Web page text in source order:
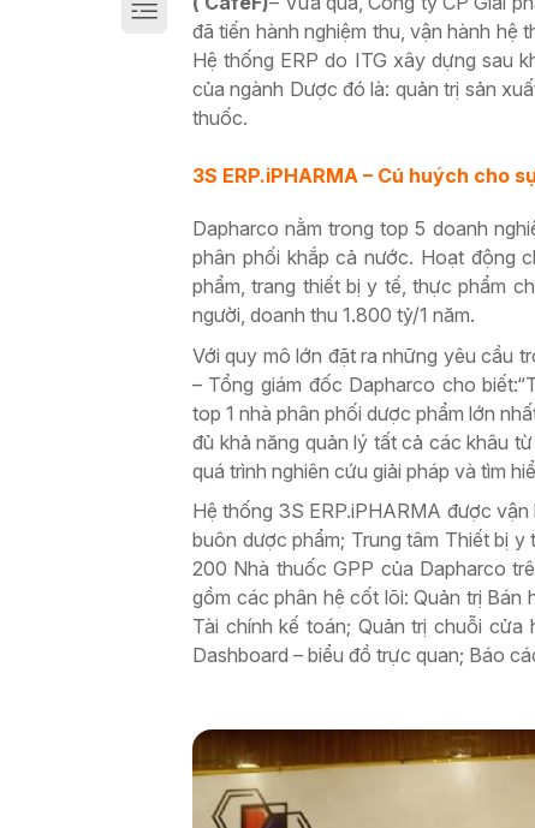
đã tiến hành nghiệm thu, vận hành hệ
Hệ thống ERP do ITG xây dựng sau
của ngành Dược đó là: quản trị sản
thuốc.
3S ERP.iPHARMA – Cú huých cho
Dapharco nằm trong top 5 doanh
phân phối khắp cả nước. Hoạt động
phẩm, trang thiết bị y tế, thực phẩm
người, doanh thu 1.800 tỷ/1 năm.
Với quy mô lớn đặt ra những yêu cầu
– Tổng giám đốc Dapharco cho
top 1 nhà phân phối dược phẩm lớn
đủ khả năng quản lý tất cả các khâu
quá trình nghiên cứu giải pháp và tìm
Hệ thống 3S ERP.iPHARMA được
buôn dược phẩm; Trung tâm Thiết bị
200 Nhà thuốc GPP của Dapharco
gồm các phân hệ cốt lõi: Quản trị Bán
Tài chính kế toán; Quản trị chuỗi cửa
Dashboard – biểu đồ trực quan; Báo